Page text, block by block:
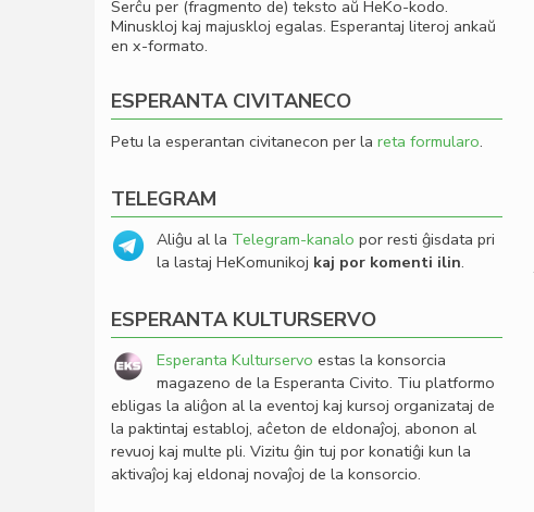
Serĉu per (fragmento de) teksto aŭ HeKo-kodo.
Minuskloj kaj majuskloj egalas. Esperantaj literoj ankaŭ
en x-formato.
ESPERANTA CIVITANECO
Petu la esperantan civitanecon per la reta formularo.
TELEGRAM
Aliĝu al la Telegram-kanalo por resti ĝisdata pri
la lastaj HeKomunikoj kaj por komenti ilin.
ESPERANTA KULTURSERVO
Esperanta Kulturservo estas la konsorcia
magazeno de la Esperanta Civito. Tiu platformo
ebligas la aliĝon al la eventoj kaj kursoj organizataj de
la paktintaj establoj, aĉeton de eldonaĵoj, abonon al
revuoj kaj multe pli. Vizitu ĝin tuj por konatiĝi kun la
aktivaĵoj kaj eldonaj novaĵoj de la konsorcio.